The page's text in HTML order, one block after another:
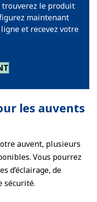
trouverez le produit
maintenant
et recevez votre
les auvents
auvent, plusieurs
Vous pourrez
d’éclairage, de
sécurité.